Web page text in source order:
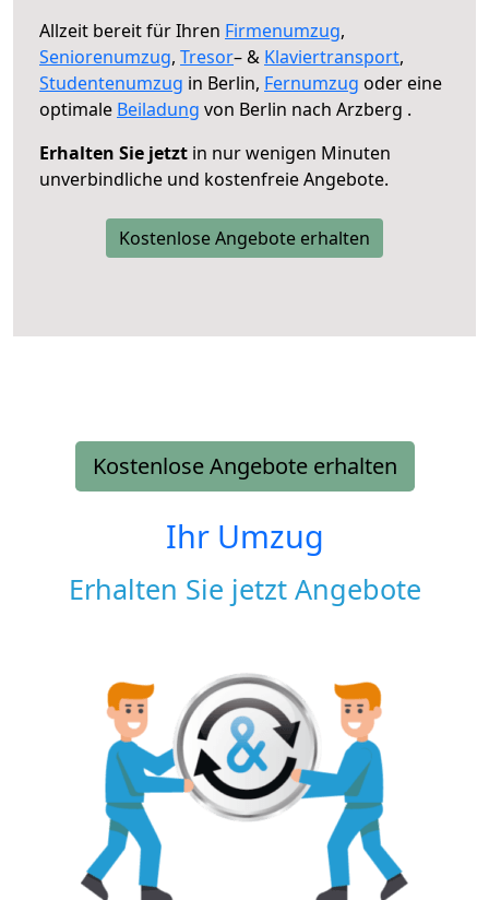
Allzeit bereit für Ihren Firmenumzug,
Seniorenumzug, Tresor– & Klaviertransport,
Studentenumzug in Berlin, Fernumzug oder eine
optimale Beiladung von Berlin nach Arzberg .
Erhalten Sie jetzt in nur wenigen Minuten
unverbindliche und kostenfreie Angebote.
Kostenlose Angebote erhalten
Kostenlose Angebote erhalten
Ihr Umzug
Erhalten Sie jetzt Angebote